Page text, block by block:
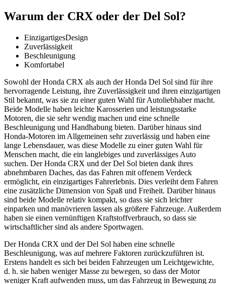
Warum der CRX oder der Del Sol?
EinzigartigesDesign
Zuverlässigkeit
Beschleunigung
Komfortabel
Sowohl der Honda CRX als auch der Honda Del Sol sind für ihre
hervorragende Leistung, ihre Zuverlässigkeit und ihren einzigartigen
Stil bekannt, was sie zu einer guten Wahl für Autoliebhaber macht.
Beide Modelle haben leichte Karosserien und leistungsstarke
Motoren, die sie sehr wendig machen und eine schnelle
Beschleunigung und Handhabung bieten. Darüber hinaus sind
Honda-Motoren im Allgemeinen sehr zuverlässig und haben eine
lange Lebensdauer, was diese Modelle zu einer guten Wahl für
Menschen macht, die ein langlebiges und zuverlässiges Auto
suchen. Der Honda CRX und der Del Sol bieten dank ihres
abnehmbaren Daches, das das Fahren mit offenem Verdeck
ermöglicht, ein einzigartiges Fahrerlebnis. Dies verleiht dem Fahren
eine zusätzliche Dimension von Spaß und Freiheit. Darüber hinaus
sind beide Modelle relativ kompakt, so dass sie sich leichter
einparken und manövrieren lassen als größere Fahrzeuge. Außerdem
haben sie einen vernünftigen Kraftstoffverbrauch, so dass sie
wirtschaftlicher sind als andere Sportwagen.
Der Honda CRX und der Del Sol haben eine schnelle
Beschleunigung, was auf mehrere Faktoren zurückzuführen ist.
Erstens handelt es sich bei beiden Fahrzeugen um Leichtgewichte,
d. h. sie haben weniger Masse zu bewegen, so dass der Motor
weniger Kraft aufwenden muss, um das Fahrzeug in Bewegung zu